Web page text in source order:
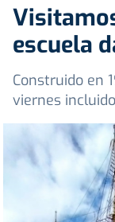
escuela
Construido en
viernes incluido